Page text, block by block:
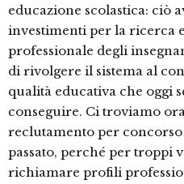
educazione scolastica: ciò
investimenti per la ricerca
professionale degli
di rivolgere il sistema al
qualità educativa che oggi
conseguire. Ci troviamo
reclutamento per
passato, perché per troppi
richiamare profili